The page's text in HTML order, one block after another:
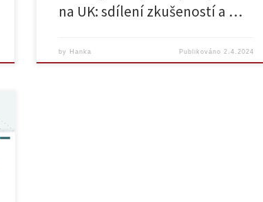
na UK: sdílení zkušeností a …
by Hanka Publikováno 2.4.2024